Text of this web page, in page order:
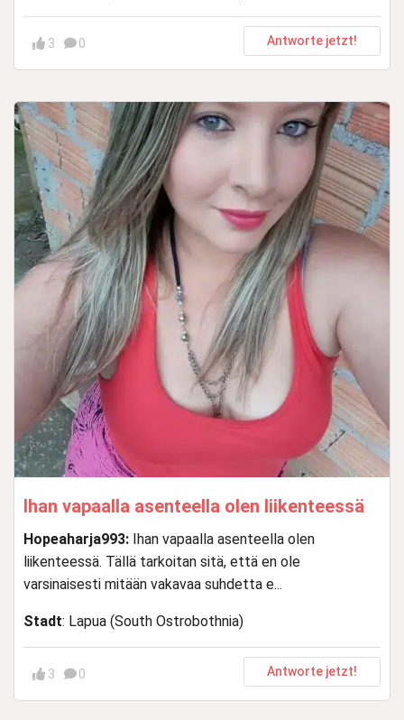
3 0 Antworte jetzt!
Ihan vapaalla asenteella olen liikenteessä
Hopeaharja993: Ihan vapaalla asenteella olen
liikenteessä. Tällä tarkoitan sitä, että en ole
varsinaisesti mitään vakavaa suhdetta e...
Stadt: Lapua (South Ostrobothnia)
3 0 Antworte jetzt!